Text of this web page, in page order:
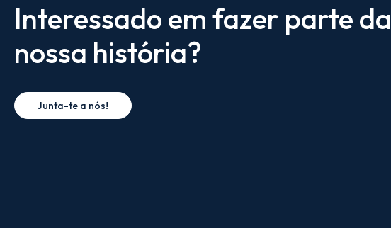
Interessado em fazer parte da
nossa história?
Junta-te a nós!